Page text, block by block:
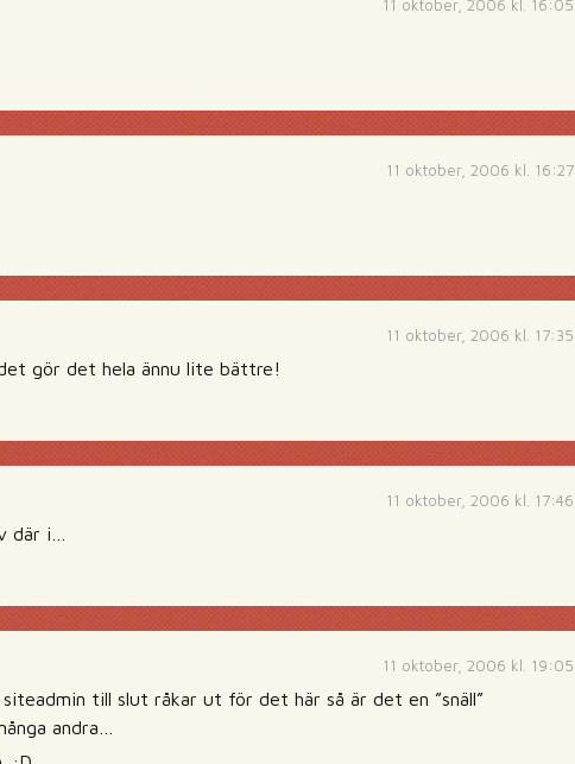
11 oktober, 2006 kl. 16:05
11 oktober, 2006 kl. 16:27
11 oktober, 2006 kl. 17:35
gör det hela ännu lite bättre!
11 oktober, 2006 kl. 17:46
där i…
11 oktober, 2006 kl. 19:05
till slut råkar ut för det här så är det en ”snäll”
andra…